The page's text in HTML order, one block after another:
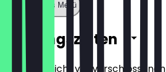
Zeige ganzes Menü
Öffnungszeiten
Damit du nicht vor